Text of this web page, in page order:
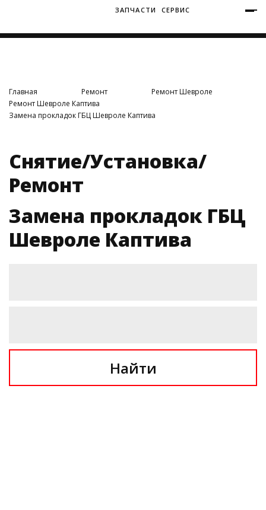
ЗАПЧАСТИ СЕРВИС
Главная Ремонт
Ремонт Шевроле
Ремонт Шевроле Каптива
Замена прокладок ГБЦ Шевроле Каптива
Снятие/Установка/
Ремонт
Замена прокладок ГБЦ
Шевроле Каптива
Найти